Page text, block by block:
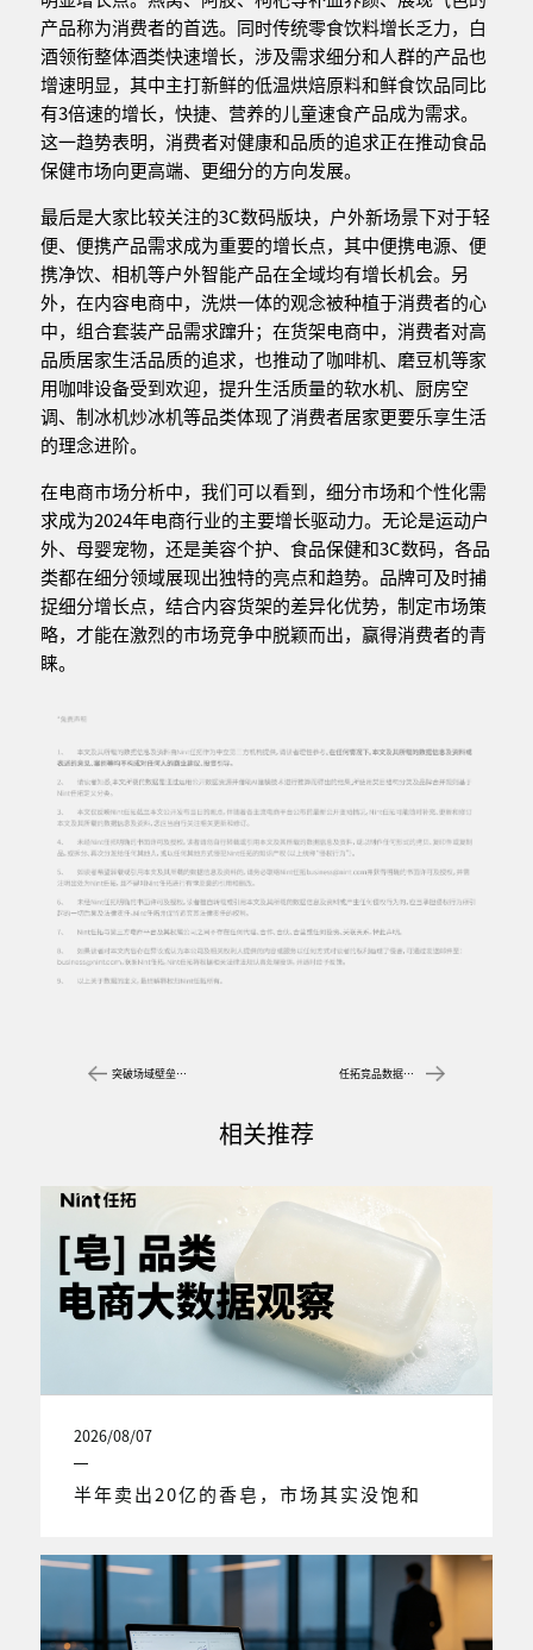
产品称为消费者的首选。同时传统零食饮料增长乏力，白
酒领衔整体酒类快速增长，涉及需求细分和人群的产品也
增速明显，其中主打新鲜的低温烘焙原料和鲜食饮品同比
有3倍速的增长，快捷、营养的儿童速食产品成为需求。
这一趋势表明，消费者对健康和品质的追求正在推动食品
保健市场向更高端、更细分的方向发展。
最后是大家比较关注的3C数码版块，户外新场景下对于轻
便、便携产品需求成为重要的增长点，其中便携电源、便
携净饮、相机等户外智能产品在全域均有增长机会。另
外，在内容电商中，洗烘一体的观念被种植于消费者的心
中，组合套装产品需求蹿升；在货架电商中，消费者对高
品质居家生活品质的追求，也推动了咖啡机、磨豆机等家
用咖啡设备受到欢迎，提升生活质量的软水机、厨房空
调、制冰机炒冰机等品类体现了消费者居家更要乐享生活
的理念进阶。
在电商市场分析中，我们可以看到，细分市场和个性化需
求成为2024年电商行业的主要增长驱动力。无论是运动户
外、母婴宠物，还是美容个护、食品保健和3C数码，各品
类都在细分领域展现出独特的亮点和趋势。品牌可及时捕
捉细分增长点，结合内容货架的差异化优势，制定市场策
略，才能在激烈的市场竞争中脱颖而出，赢得消费者的青
睐。
突破场域壁垒，任拓电商数据公司助力全域增长提效 任拓竞品数据分析，多维对标竞品，高效提升自己
相关推荐
2026/08/07
半年卖出20亿的香皂，市场其实没饱和